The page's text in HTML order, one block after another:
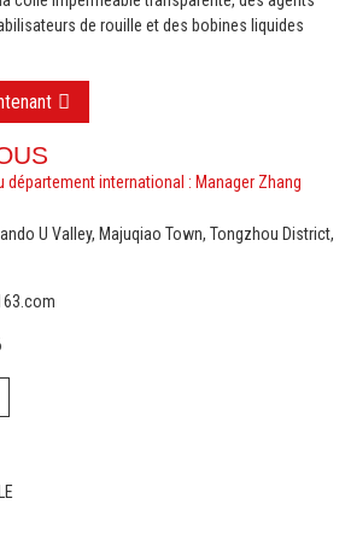
de rouille et des bobines liquides
département international : Manager Zhang
U Valley, Majuqiao Town, Tongzhou District,